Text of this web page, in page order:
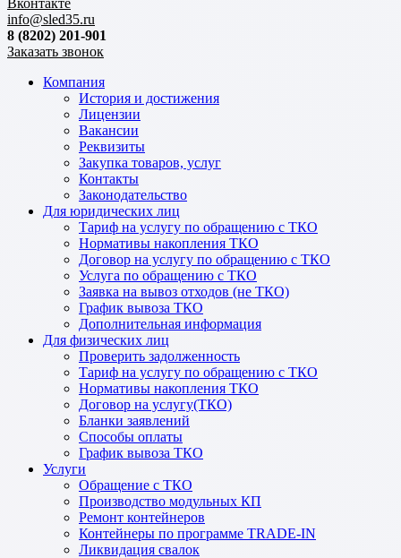
info@sled35.ru
8 (8202) 201-901
Заказать звонок
Компания
История и достижения
Лицензии
Вакансии
Реквизиты
Закупка товаров, услуг
Контакты
Законодательство
Для юридических лиц
Тариф на услугу по обращению с ТКО
Нормативы накопления ТКО
Договор на услугу по обращению с ТКО
Услуга по обращению с ТКО
Заявка на вывоз отходов (не ТКО)
График вывоза ТКО
Дополнительная информация
Для физических лиц
Проверить задолженность
Тариф на услугу по обращению с ТКО
Нормативы накопления ТКО
Договор на услугу(ТКО)
Бланки заявлений
Способы оплаты
График вывоза ТКО
Услуги
Обращение с ТКО
Производство модульных КП
Ремонт контейнеров
Контейнеры по программе TRADE-IN
Ликвидация свалок